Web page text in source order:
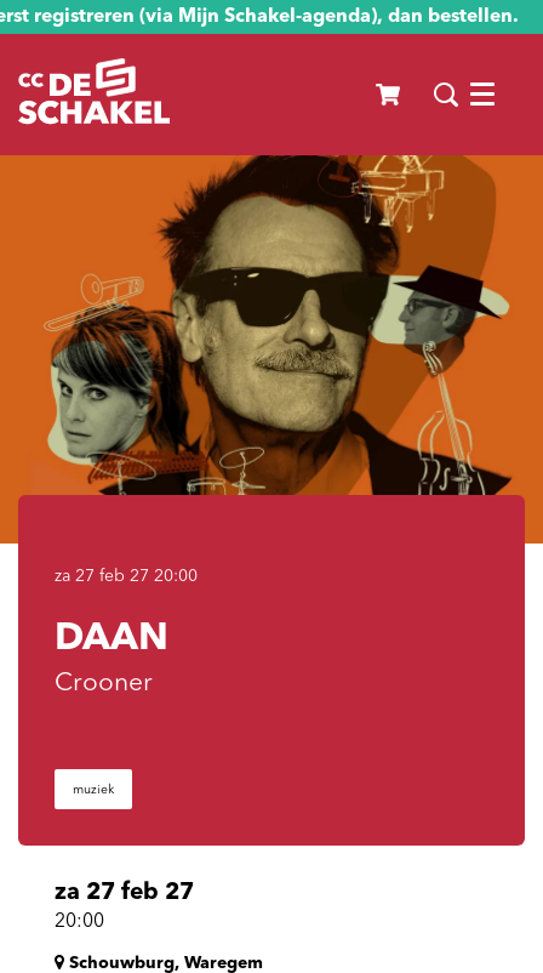
registreren (via Mijn Schakel-agenda), dan bestellen.
Menu
DAAN
Crooner
za 27 feb 27 20:00
muziek
za 27 feb 27
20:00
Schouwburg, Waregem